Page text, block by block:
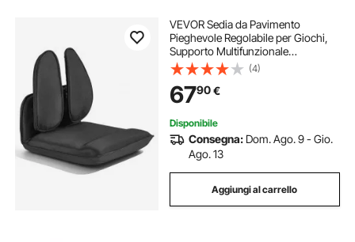
VEVOR Sedia da Pavimento
Pieghevole Regolabile per Giochi,
Supporto Multifunzionale
Ergonomico per la Schiena, Colore
Marrone, Struttura in Metallo con
Schiuma e Tessuto di Lino, per
Lettura Salotto
(4)
6790€
Disponibile
Consegna: Dom. Ago. 9 - Gio.
Ago. 13
Aggiungi al carrello